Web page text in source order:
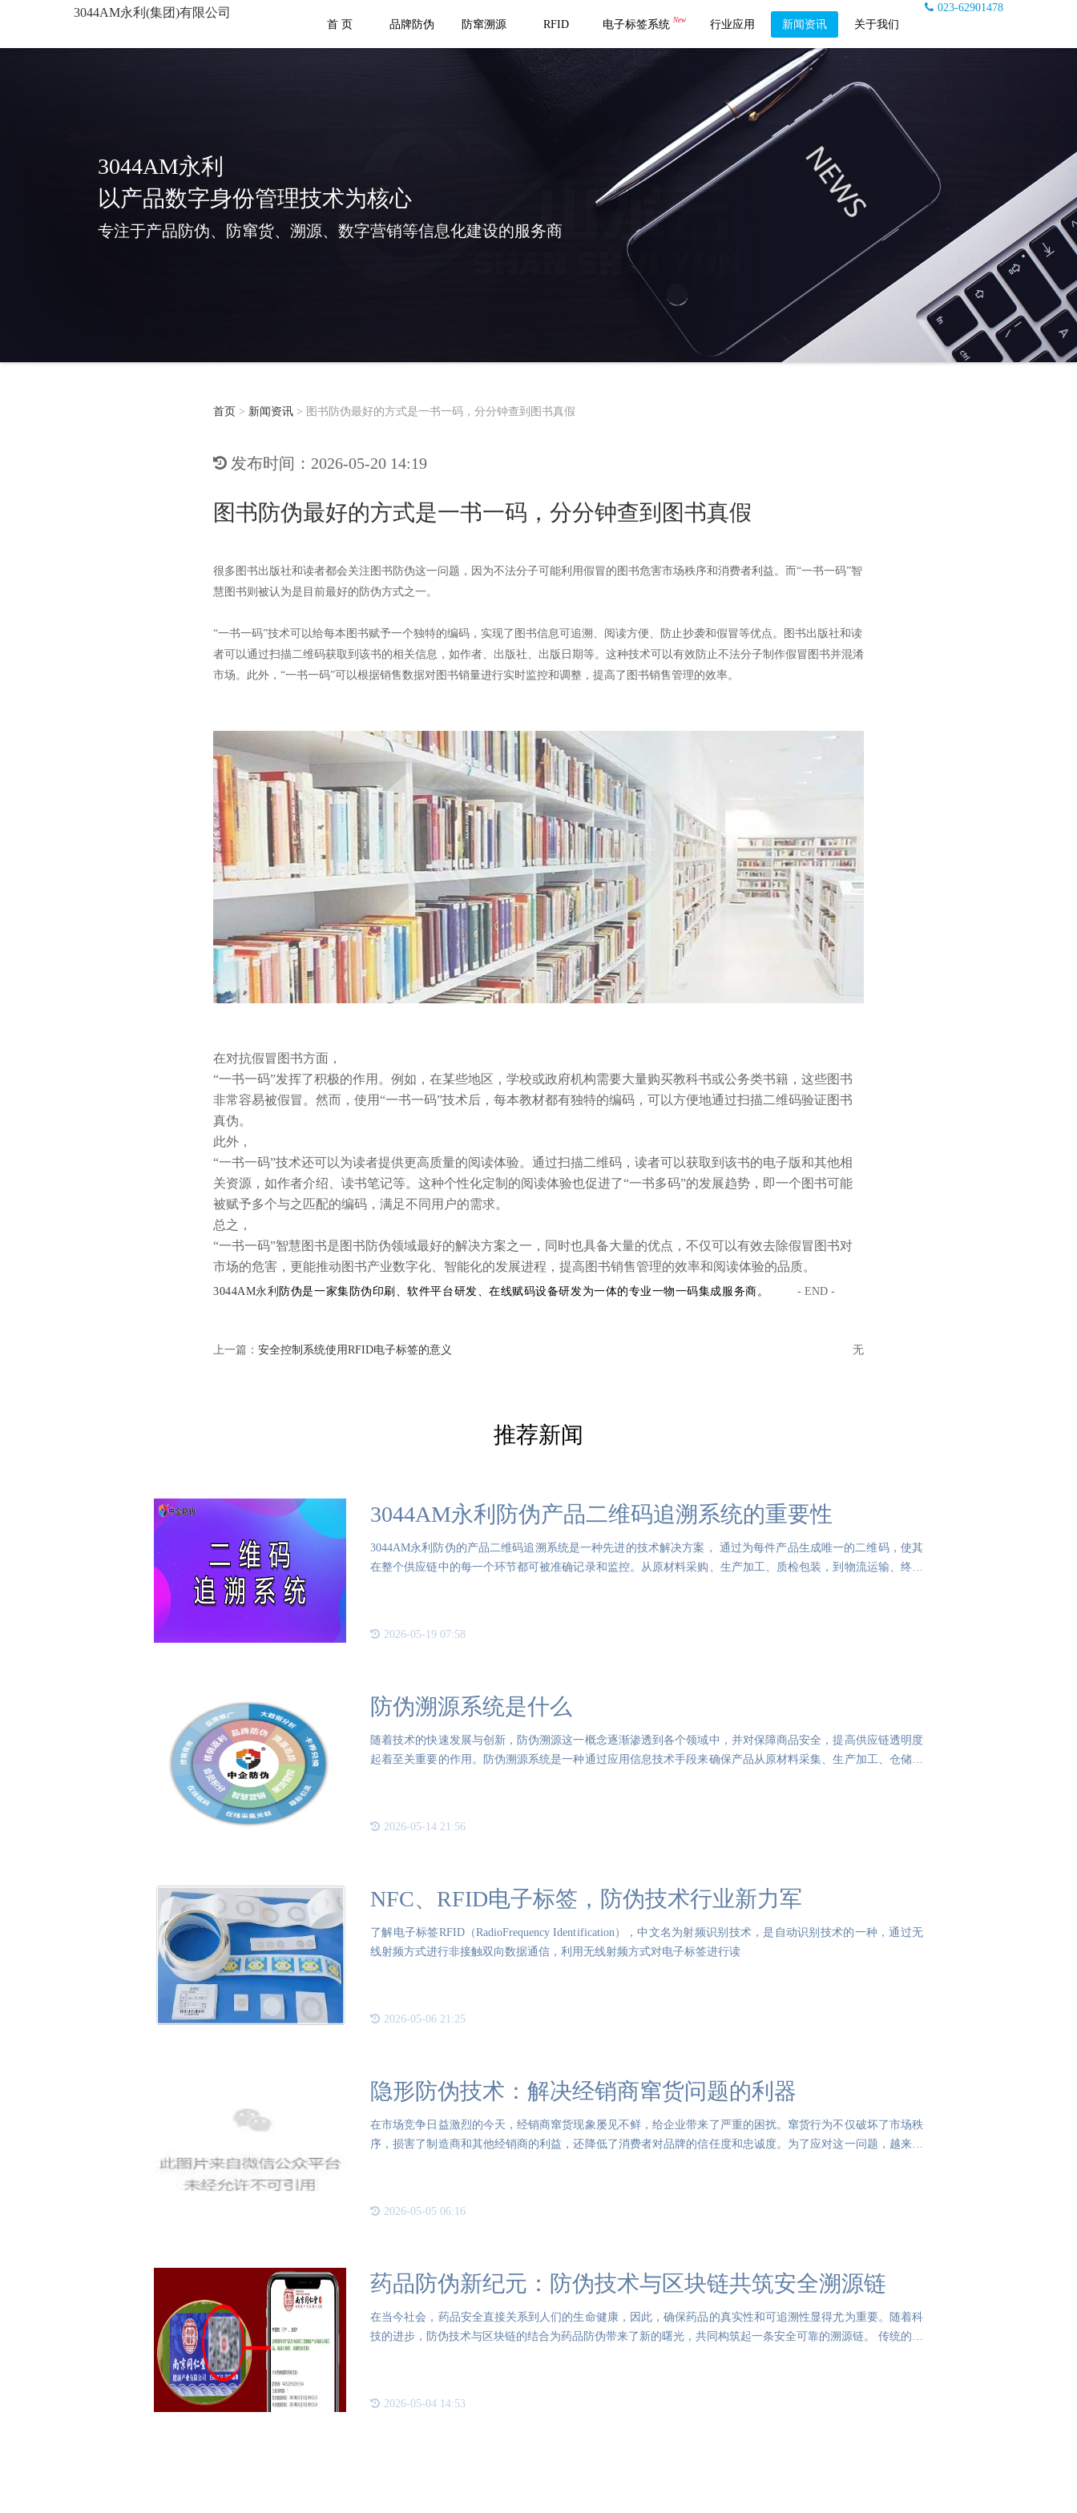
3044AM永利(集团)有限公司
023-62901478
首 页
品牌防伪 防窜溯源 RFID 电子标签系统 New 行业应用 新闻资讯 关于我们
3044AM永利
以产品数字身份管理技术为核心
专注于产品防伪、防窜货、溯源、数字营销等信息化建设的服务商
首页 > 新闻资讯 > 图书防伪最好的方式是一书一码，分分钟查到图书真假
发布时间：2026-05-20 14:19
图书防伪最好的方式是一书一码，分分钟查到图书真假
很多图书出版社和读者都会关注图书防伪这一问题，因为不法分子可能利用假冒的图书危害市场秩序和消费者利益。而“一书一码”智
慧图书则被认为是目前最好的防伪方式之一。
“一书一码”技术可以给每本图书赋予一个独特的编码，实现了图书信息可追溯、阅读方便、防止抄袭和假冒等优点。图书出版社和读
者可以通过扫描二维码获取到该书的相关信息，如作者、出版社、出版日期等。这种技术可以有效防止不法分子制作假冒图书并混淆
市场。此外，“一书一码”可以根据销售数据对图书销量进行实时监控和调整，提高了图书销售管理的效率。
在对抗假冒图书方面，
“一书一码”发挥了积极的作用。例如，在某些地区，学校或政府机构需要大量购买教科书或公务类书籍，这些图书
非常容易被假冒。然而，使用“一书一码”技术后，每本教材都有独特的编码，可以方便地通过扫描二维码验证图书
真伪。
此外，
“一书一码”技术还可以为读者提供更高质量的阅读体验。通过扫描二维码，读者可以获取到该书的电子版和其他相
关资源，如作者介绍、读书笔记等。这种个性化定制的阅读体验也促进了“一书多码”的发展趋势，即一个图书可能
被赋予多个与之匹配的编码，满足不同用户的需求。
总之，
“一书一码”智慧图书是图书防伪领域最好的解决方案之一，同时也具备大量的优点，不仅可以有效去除假冒图书对
市场的危害，更能推动图书产业数字化、智能化的发展进程，提高图书销售管理的效率和阅读体验的品质。
3044AM永利 防伪是一家集防伪印刷、软件平台研发、在线赋码设备研发为一体的专业一物一码集成服务商。 - END -
上一篇： 安全控制系统使用RFID电子标签的意义 无
推荐新闻
3044AM永利防伪产品二维码追溯系统的重要性
3044AM永利防伪的产品二维码追溯系统是一种先进的技术解决方案， 通过为每件产品生成唯一的二维码，使其
在整个供应链中的每一个环节都可被准确记录和监控。从原材料采购、生产加工、质检包装，到物流运输、终端
2026-05-19 07:58
防伪溯源系统是什么
随着技术的快速发展与创新，防伪溯源这一概念逐渐渗透到各个领域中，并对保障商品安全，提高供应链透明度
起着至关重要的作用。防伪溯源系统是一种通过应用信息技术手段来确保产品从原材料采集、生产加工、仓储运
2026-05-14 21:56
NFC、RFID电子标签，防伪技术行业新力军
了解电子标签RFID（RadioFrequency Identification），中文名为射频识别技术，是自动识别技术的一种，通过无
线射频方式进行非接触双向数据通信，利用无线射频方式对电子标签进行读
2026-05-06 21:25
隐形防伪技术：解决经销商窜货问题的利器
在市场竞争日益激烈的今天，经销商窜货现象屡见不鲜，给企业带来了严重的困扰。窜货行为不仅破坏了市场秩
序，损害了制造商和其他经销商的利益，还降低了消费者对品牌的信任度和忠诚度。为了应对这一问题，越来越
2026-05-05 06:16
药品防伪新纪元：防伪技术与区块链共筑安全溯源链
在当今社会，药品安全直接关系到人们的生命健康，因此，确保药品的真实性和可追溯性显得尤为重要。随着科
技的进步，防伪技术与区块链的结合为药品防伪带来了新的曙光，共同构筑起一条安全可靠的溯源链。 传统的药
2026-05-04 14:53